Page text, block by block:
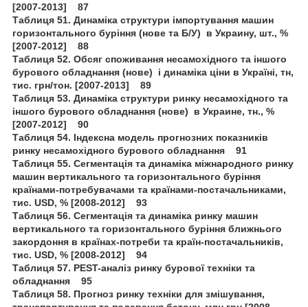
[2007-2013] 87
Таблиця 51. Динаміка структури імпортування машин
горизонтального буріння (нове та Б/У) в Украину, шт., %
[2007-2012] 88
Таблиця 52. Обсяг споживання несамохідного та іншого
бурового обладнання (нове) і динаміка ціни в Україні, тн,
тис. грн/тон. [2007-2013] 89
Таблиця 53. Динаміка структури ринку несамохідного та
іншого бурового обладнання (нове) в Украине, тн., %
[2007-2012] 90
Таблиця 54. Індексна модель прогнозних показників
ринку несамохідного бурового обладнання 91
Таблиця 55. Сегментація та динаміка міжнародного ринку
машин вертикального та горизонтального буріння
країнами-потребувачами та країнами-постачальниками,
тис. USD, % [2008-2012] 93
Таблиця 56. Сегментація та динаміка ринку машин
вертикального та горизонтального буріння ближнього
закордоння в країнах-потреби та країн-постачальників,
тис. USD, % [2008-2012] 94
Таблиця 57. PEST-аналіз ринку бурової техніки та
обладнання 95
Таблиця 58. Прогноз ринку техніки для змішування,